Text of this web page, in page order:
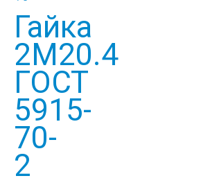
Гайка
2М20.4
ГОСТ
5915-
70-
2